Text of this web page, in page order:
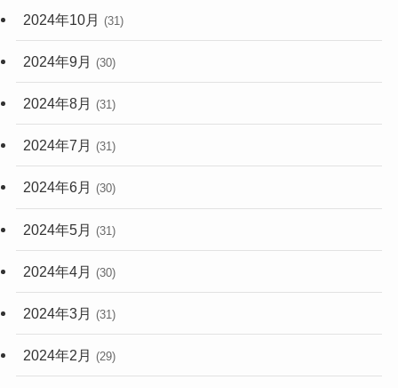
2024年10月 (31)
2024年9月 (30)
2024年8月 (31)
2024年7月 (31)
2024年6月 (30)
2024年5月 (31)
2024年4月 (30)
2024年3月 (31)
2024年2月 (29)